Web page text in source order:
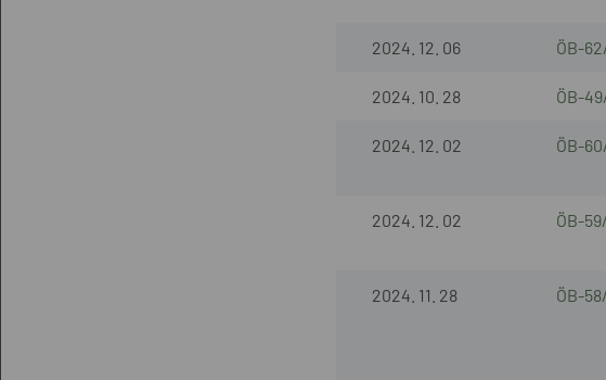
2024. 12. 06 ÖB-
2024. 10. 28 ÖB-
2024. 12. 02 ÖB-
2024. 12. 02 ÖB-
2024. 11. 28 ÖB-